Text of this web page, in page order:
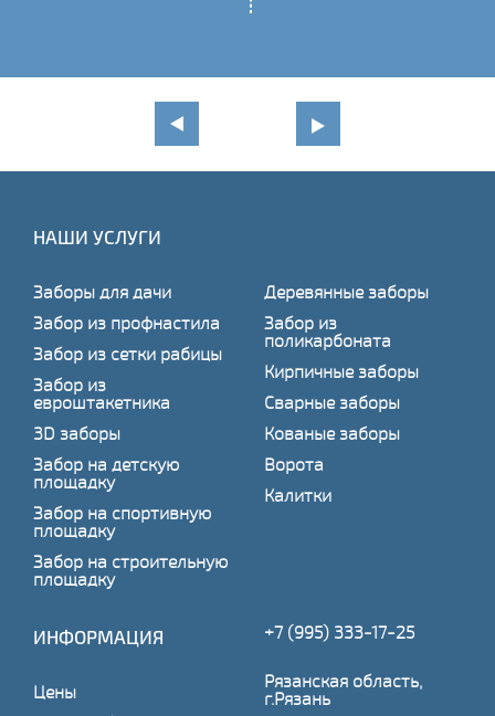
НАШИ УСЛУГИ
Заборы для дачи
Забор из профнастила
Забор из сетки рабицы
Забор из
евроштакетника
3D заборы
Забор на детскую
площадку
Забор на спортивную
площадку
Забор на строительную
площадку
Деревянные заборы
Забор из
поликарбоната
Кирпичные заборы
Сварные заборы
Кованые заборы
Ворота
Калитки
ИНФОРМАЦИЯ
Цены
+7 (995) 333-17-25
Рязанская область,
г.Рязань